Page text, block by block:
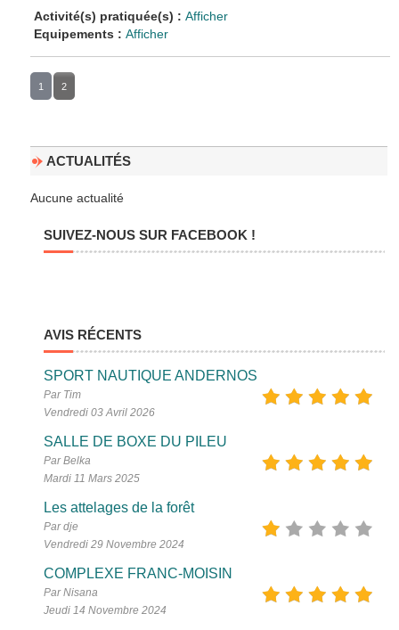
Activité(s) pratiquée(s) :Afficher
Equipements :Afficher
1 2
ACTUALITÉS
Aucune actualité
SUIVEZ-NOUS SUR FACEBOOK !
AVIS RÉCENTS
SPORT NAUTIQUE ANDERNOS
Par Tim
Vendredi 03 Avril 2026
SALLE DE BOXE DU PILEU
Par Belka
Mardi 11 Mars 2025
Les attelages de la forêt
Par dje
Vendredi 29 Novembre 2024
COMPLEXE FRANC-MOISIN
Par Nisana
Jeudi 14 Novembre 2024